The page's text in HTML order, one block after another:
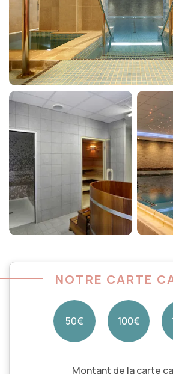
NOTRE CARTE
50€ 100€
Montant de la carte